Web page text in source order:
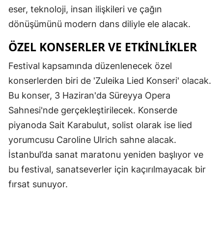
Sinop
Trabzon
eser, teknoloji, insan ilişkileri ve çağın
dönüşümünü modern dans diliyle ele alacak.
ÖZEL KONSERLER VE ETKINLIKLER
Festival kapsamında düzenlenecek özel
konserlerden biri de 'Zuleika Lied Konseri' olacak.
Bu konser, 3 Haziran'da Süreyya Opera
Sahnesi'nde gerçekleştirilecek. Konserde
piyanoda Sait Karabulut, solist olarak ise lied
yorumcusu Caroline Ulrich sahne alacak.
İstanbul’da sanat maratonu yeniden başlıyor ve
bu festival, sanatseverler için kaçırılmayacak bir
fırsat sunuyor.